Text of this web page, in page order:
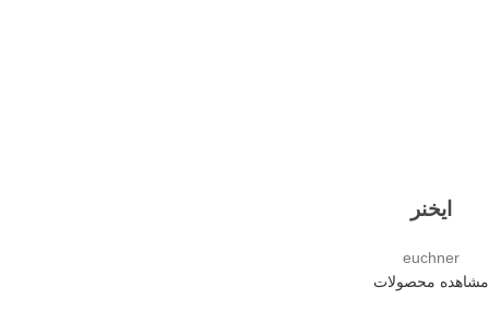
ایخنر
euchner
مشاهده محصولات